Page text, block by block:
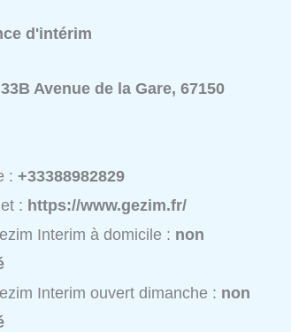
d'intérim
33B Avenue de la Gare, 67150
:+33388982829
: https://www.gezim.fr/
Interim à domicile : non
Interim ouvert dimanche : non